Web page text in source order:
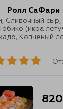
Ролл СаФари
Сливочный
(икра
Копченый